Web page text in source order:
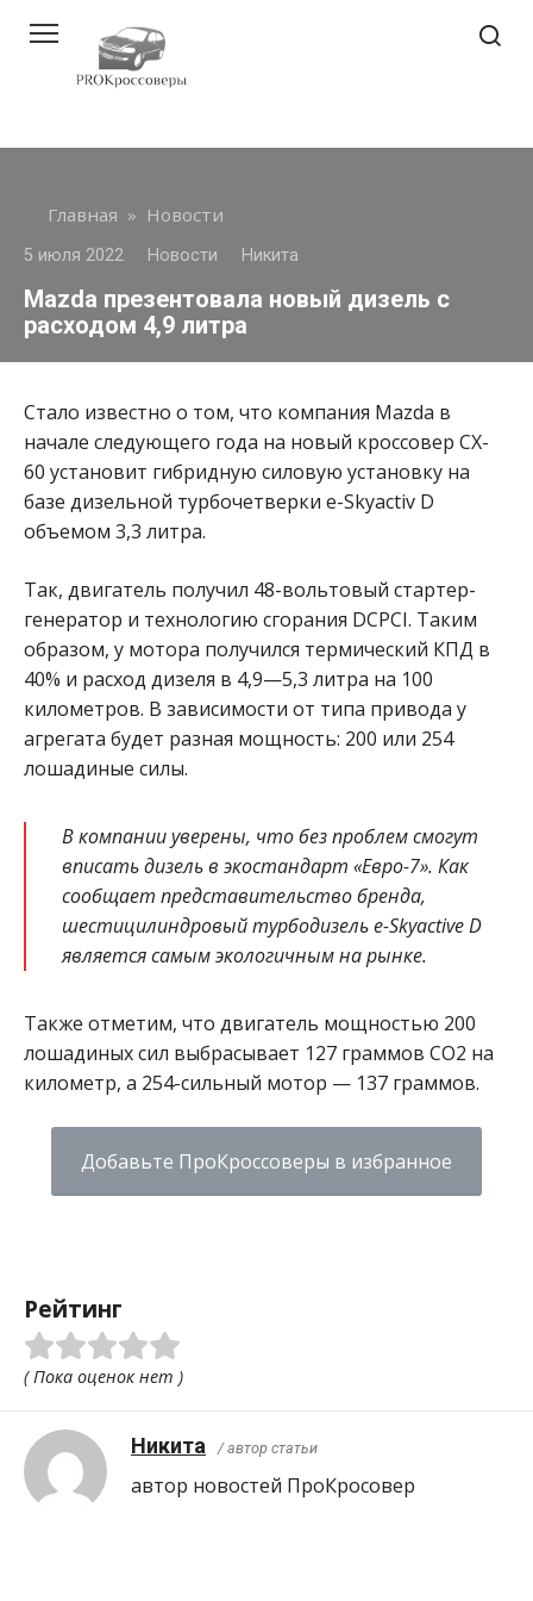
контенту
Главная » Новости
5 июля 2022 Новости Никита
Mazda презентовала новый дизель с
расходом 4,9 литра
Стало известно о том, что компания Mazda в
начале следующего года на новый кроссовер CX-
60 установит гибридную силовую установку на
базе дизельной турбочетверки e-Skyactiv D
объемом 3,3 литра.
Так, двигатель получил 48-вольтовый стартер-
генератор и технологию сгорания DCPCI. Таким
образом, у мотора получился термический КПД в
40% и расход дизеля в 4,9—5,3 литра на 100
километров. В зависимости от типа привода у
агрегата будет разная мощность: 200 или 254
лошадиные силы.
В компании уверены, что без проблем смогут
вписать дизель в экостандарт «Евро-7». Как
сообщает представительство бренда,
шестицилиндровый турбодизель e-Skyactive D
является самым экологичным на рынке.
Также отметим, что двигатель мощностью 200
лошадиных сил выбрасывает 127 граммов СО2 на
километр, а 254-сильный мотор — 137 граммов.
Добавьте ПроКроссоверы в избранное
Рейтинг
( Пока оценок нет )
Никита / автор статьи
автор новостей ПроКросовер